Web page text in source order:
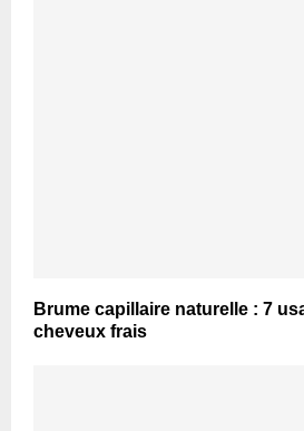
Brume capillaire naturelle : 7
cheveux frais